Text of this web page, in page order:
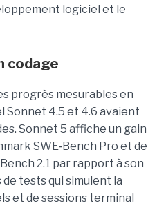
logiciel et le
codage
progrès mesurables en
Sonnet 4.5 et 4.6 avaient
Sonnet 5 affiche un gain
SWE‑Bench Pro et de
Bench 2.1 par rapport à son
tests qui simulent la
et de sessions terminal